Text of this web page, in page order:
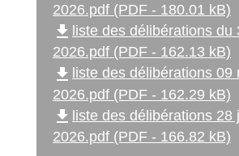
2026.pdf (PDF - 180.01 kB)
file_download liste des délibérations du
2026.pdf (PDF - 162.13 kB)
file_download liste des délibérations 09
2026.pdf (PDF - 162.29 kB)
file_download liste des délibérations 28
2026.pdf (PDF - 166.82 kB)